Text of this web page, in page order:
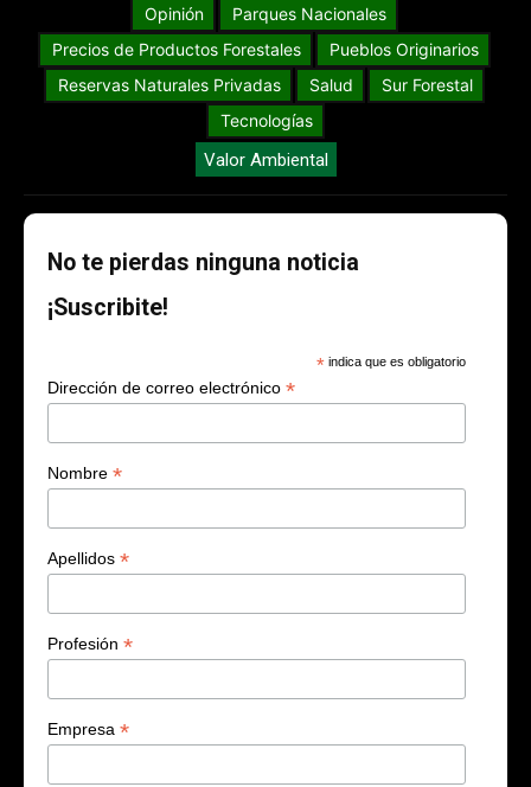
Opinión
Parques Nacionales
Precios de Productos Forestales
Pueblos Originarios
Reservas Naturales Privadas
Salud
Sur Forestal
Tecnologías
Valor Ambiental
No te pierdas ninguna noticia
¡Suscribite!
* indica que es obligatorio
Dirección de correo electrónico *
Nombre *
Apellidos *
Profesión *
Empresa *